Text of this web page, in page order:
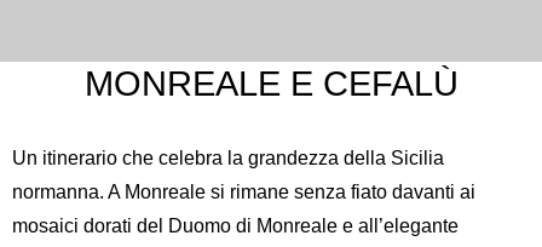
MONREALE E CEFALÙ
Un itinerario che celebra la grandezza della Sicilia
normanna. A Monreale si rimane senza fiato davanti ai
mosaici dorati del Duomo di Monreale e all’elegante